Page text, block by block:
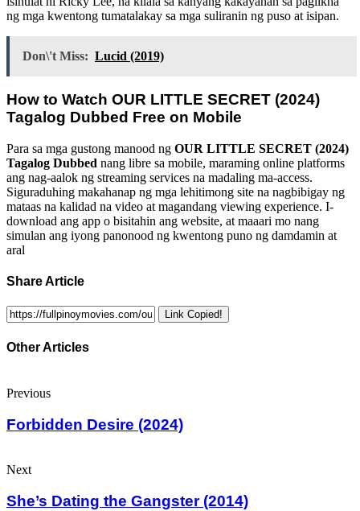
ng mga kwentong tumatalakay sa mga suliranin ng puso at isipan.
Don\'t Miss: Lucid (2019)
How to Watch OUR LITTLE SECRET (2024)
Tagalog Dubbed Free on Mobile
Para sa mga gustong manood ng OUR LITTLE SECRET (2024)
Tagalog Dubbed nang libre sa mobile, maraming online platforms
ang nag-aalok ng streaming services na madaling ma-access.
Siguraduhing makahanap ng mga lehitimong site na nagbibigay ng
mataas na kalidad na video at magandang viewing experience. I-
download ang app o bisitahin ang website, at maaari mo nang
simulan ang iyong panonood ng kwentong puno ng damdamin at
aral
Share Article
Link Copied!
Other Articles
Previous
Forbidden Desire (2024)
Next
She’s Dating the Gangster (2014)